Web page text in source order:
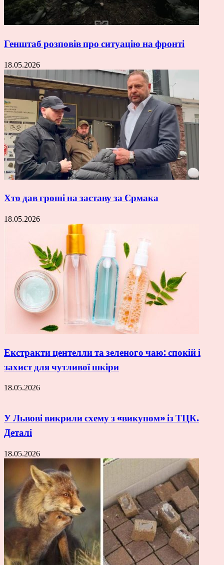
Генштаб розповів про ситуацію на фронті
18.05.2026
Хто дав гроші на заставу за Єрмака
18.05.2026
Екстракти центелли та зеленого чаю: спокій і
захист для чутливої шкіри
18.05.2026
У Львові викрили схему з «викупом» із ТЦК.
Деталі
18.05.2026